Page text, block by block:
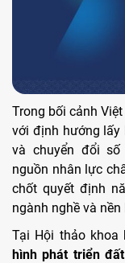
Trong bối cảnh
với định hướng lấy
và chuyển đổi
nguồn nhân lực
chốt quyết định
ngành nghề và nền
Tại Hội thảo
hình phát triển